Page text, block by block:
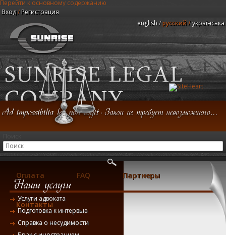
Перейти к основному содержанию
Вход/ Регистрация
english русский українська
Юридическая компания "Центр Санрайз"
Главная
Оплата FAQ Партнеры
Контакты
Услуги адвоката
Подготовка к интервью
Справка о несудимости